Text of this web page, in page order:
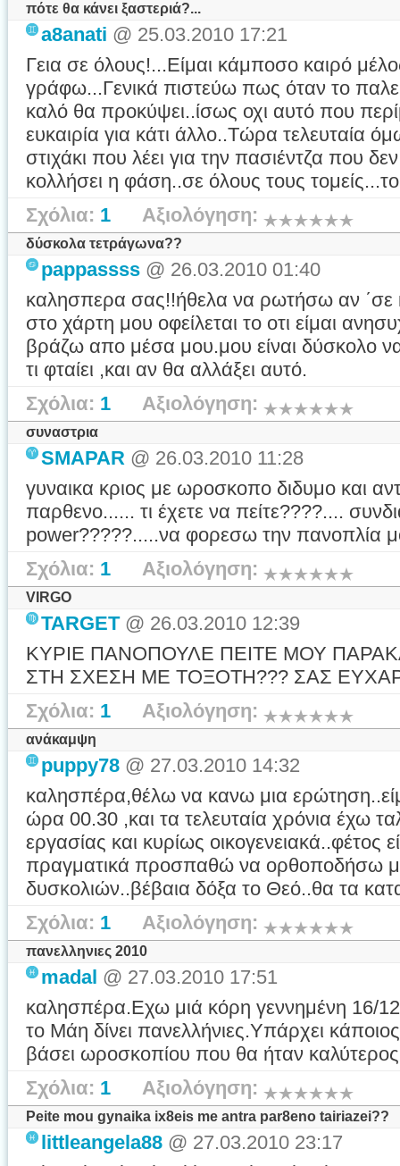
πότε θα κάνει ξαστεριά?...
a8anati @ 25.03.2010 17:21
Γεια σε όλους!...Είμαι κάμποσο καιρό
γράφω...Γενικά πιστεύω πως όταν το
καλό θα προκύψει..ίσως οχι αυτό που
ευκαιρία για κάτι άλλο..Τώρα τελευταία
στιχάκι που λέει για την πασιέντζα που
κολλήσει η φάση..σε όλους τους
Σχόλια: 1 Αξιολόγηση:
δύσκολα τετράγωνα??
pappassss @ 26.03.2010 01:40
καλησπερα σας!!ήθελα να ρωτήσω αν ΄σε
στο χάρτη μου οφείλεται το οτι είμαι
βράζω απο μέσα μου.μου είναι δύσκολο
τι φταίει ,και αν θα αλλάξει αυτό.
Σχόλια: 1 Αξιολόγηση:
συναστρια
SMAPAR @ 26.03.2010 11:28
γυναικα κριος με ωροσκοπο διδυμο και
παρθενο...... τι έχετε να πείτε????....
power?????.....να φορεσω την πανοπλία
Σχόλια: 1 Αξιολόγηση:
VIRGO
TARGET@ 26.03.2010 12:39
ΚΥΡΙΕ ΠΑΝΟΠΟΥΛΕ ΠΕΙΤΕ ΜΟΥ
ΣΤΗ ΣΧΕΣΗ ΜΕ ΤΟΞΟΤΗ??? ΣΑΣ
Σχόλια: 1 Αξιολόγηση:
ανάκαμψη
puppy78 @ 27.03.2010 14:32
καλησπέρα,θέλω να κανω μια
ώρα 00.30 ,και τα τελευταία χρόνια έχω
εργασίας και κυρίως οικογενειακά..φέτος
πραγματικά προσπαθώ να ορθοποδήσω
δυσκολιών..βέβαια δόξα το Θεό..θα τα
Σχόλια: 1 Αξιολόγηση:
πανελληνιες 2010
madal @ 27.03.2010 17:51
καλησπέρα.Εχω μιά κόρη γεννημένη 16/
το Μάη δίνει πανελλήνιες.Υπάρχει
βάσει ωροσκοπίου που θα ήταν
Σχόλια: 1 Αξιολόγηση:
Peite mou gynaika ix8eis me antra par8eno tairiazei??
littleangela88 @ 27.03.2010 23:17